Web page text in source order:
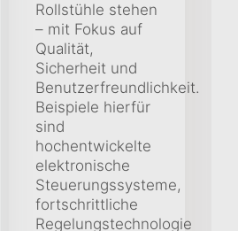
Rollstühle stehen
– mit Fokus auf
Qualität,
Sicherheit und
Benutzerfreundlichkeit.
Beispiele hierfür
sind
hochentwickelte
elektronische
Steuerungssysteme,
fortschrittliche
Regelungstechnologie